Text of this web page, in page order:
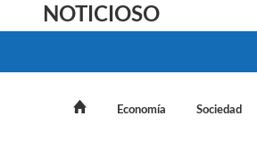
NOTICIOSO
Economía Sociedad